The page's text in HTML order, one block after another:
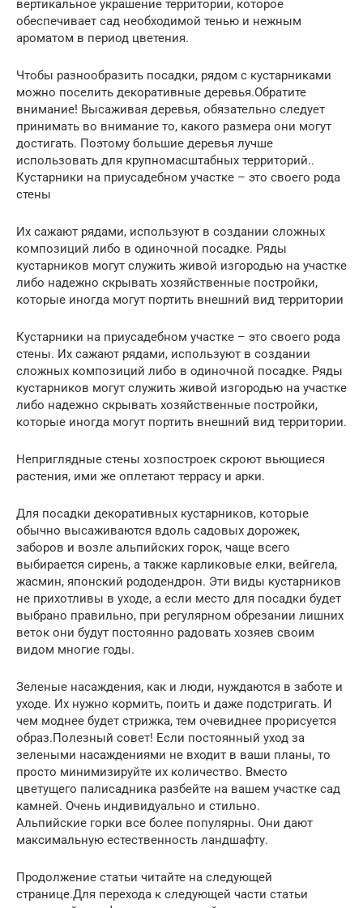
вертикальное украшение территории, которое
обеспечивает сад необходимой тенью и нежным
ароматом в период цветения.
Чтобы разнообразить посадки, рядом с кустарниками
можно поселить декоративные деревья.Обратите
внимание! Высаживая деревья, обязательно следует
принимать во внимание то, какого размера они могут
достигать. Поэтому большие деревья лучше
использовать для крупномасштабных территорий..
Кустарники на приусадебном участке – это своего рода
стены
Их сажают рядами, используют в создании сложных
композиций либо в одиночной посадке. Ряды
кустарников могут служить живой изгородью на участке
либо надежно скрывать хозяйственные постройки,
которые иногда могут портить внешний вид территории
Кустарники на приусадебном участке – это своего рода
стены. Их сажают рядами, используют в создании
сложных композиций либо в одиночной посадке. Ряды
кустарников могут служить живой изгородью на участке
либо надежно скрывать хозяйственные постройки,
которые иногда могут портить внешний вид территории.
Неприглядные стены хозпостроек скроют вьющиеся
растения, ими же оплетают террасу и арки.
Для посадки декоративных кустарников, которые
обычно высаживаются вдоль садовых дорожек,
заборов и возле альпийских горок, чаще всего
выбирается сирень, а также карликовые елки, вейгела,
жасмин, японский рододендрон. Эти виды кустарников
не прихотливы в уходе, а если место для посадки будет
выбрано правильно, при регулярном обрезании лишних
веток они будут постоянно радовать хозяев своим
видом многие годы.
Зеленые насаждения, как и люди, нуждаются в заботе и
уходе. Их нужно кормить, поить и даже подстригать. И
чем моднее будет стрижка, тем очевиднее прорисуется
образ.Полезный совет! Если постоянный уход за
зелеными насаждениями не входит в ваши планы, то
просто минимизируйте их количество. Вместо
цветущего палисадника разбейте на вашем участке сад
камней. Очень индивидуально и стильно.
Альпийские горки все более популярны. Они дают
максимальную естественность ландшафту.
Продолжение статьи читайте на следующей
странице.Для перехода к следующей части статьи